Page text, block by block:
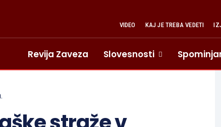
VIDEO KAJ JE TREBA VEDETI
Revija Zaveza Slovesnosti